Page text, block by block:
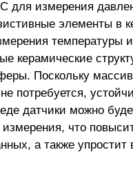
для измерения
элементы в
температуры и
керамические
Поскольку
потребуется,
датчики можно
что
а также упростит